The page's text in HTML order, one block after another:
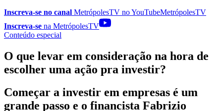
Inscreva-se no canal MetrópolesTV noYouTubeMetrópolesTV
Inscreva-se na MetrópolesTV
Conteúdo especial
O que levar em consideração na hora de
escolher uma ação pra investir?
Começar a investir em empresas é um
grande passo e o financista Fabrizio